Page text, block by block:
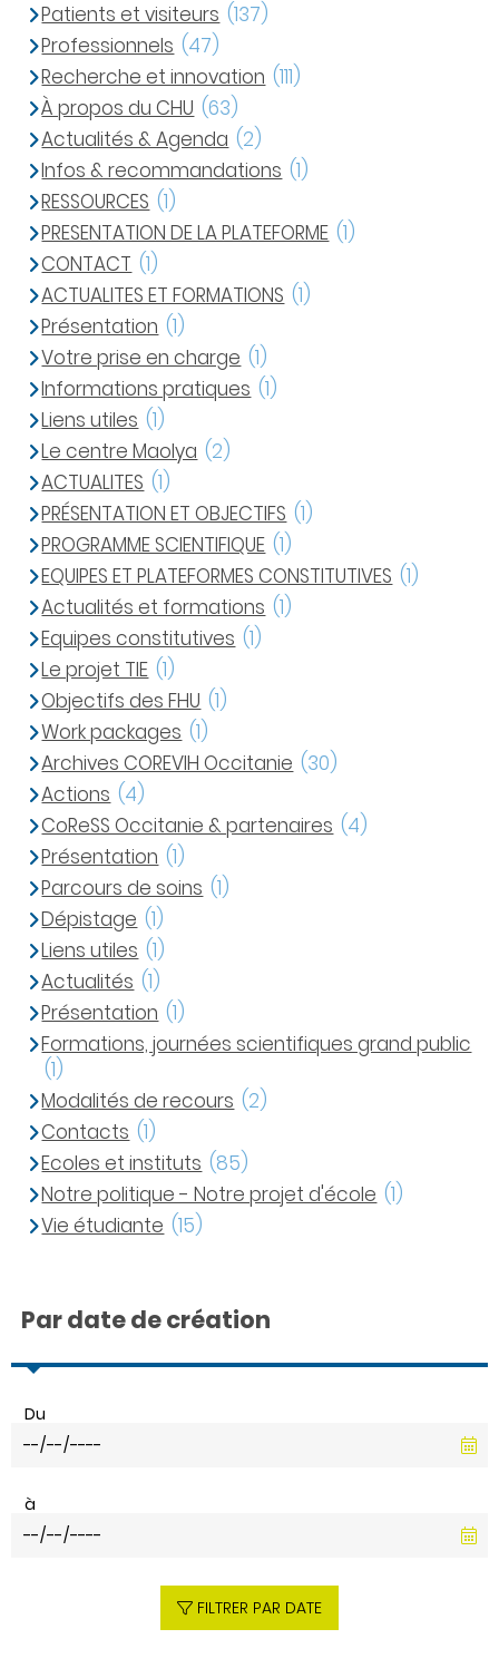
Patients et visiteurs (137)
Professionnels (47)
Recherche et innovation (111)
À propos du CHU (63)
Actualités & Agenda (2)
Infos & recommandations (1)
RESSOURCES (1)
PRESENTATION DE LA PLATEFORME (1)
CONTACT (1)
ACTUALITES ET FORMATIONS (1)
Présentation (1)
Votre prise en charge (1)
Informations pratiques (1)
Liens utiles (1)
Le centre Maolya (2)
ACTUALITES (1)
PRÉSENTATION ET OBJECTIFS (1)
PROGRAMME SCIENTIFIQUE (1)
EQUIPES ET PLATEFORMES CONSTITUTIVES (1)
Actualités et formations (1)
Equipes constitutives (1)
Le projet TIE (1)
Objectifs des FHU (1)
Work packages (1)
Archives COREVIH Occitanie (30)
Actions (4)
CoReSS Occitanie & partenaires (4)
Présentation (1)
Parcours de soins (1)
Dépistage (1)
Liens utiles (1)
Actualités (1)
Présentation (1)
Formations, journées scientifiques grand public
(1)
Modalités de recours (2)
Contacts (1)
Ecoles et instituts (85)
Notre politique - Notre projet d'école (1)
Vie étudiante (15)
Par date de création
Du
à
FILTRER PAR DATE